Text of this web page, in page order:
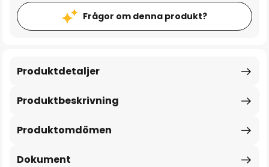
Frågor om denna produkt?
Produktbeskrivning
Produktdetaljer
Produktomdömen
Dokument